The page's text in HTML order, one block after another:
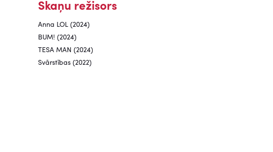
Skaņu režisors
Anna LOL (2024)
BUM! (2024)
TESA MAN (2024)
Svārstības (2022)